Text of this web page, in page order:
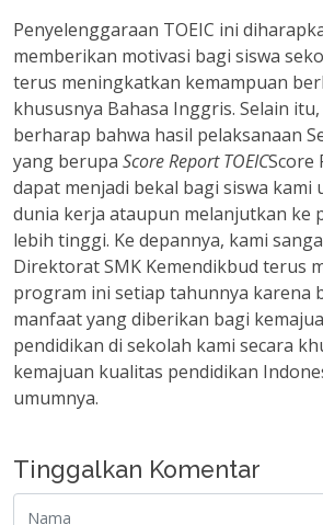
Penyelenggaraan TOEIC ini
memberikan motivasi bagi siswa
terus meningkatkan kemampuan
khususnya Bahasa Inggris. Selain
berharap bahwa hasil pelaksanaan
yang berupa Score Report TOEICScore
dapat menjadi bekal bagi siswa kami
dunia kerja ataupun melanjutkan ke
lebih tinggi. Ke depannya, kami
Direktorat SMK Kemendikbud terus
program ini setiap tahunnya karena
manfaat yang diberikan bagi
pendidikan di sekolah kami secara
kemajuan kualitas pendidikan
umumnya.
Tinggalkan Komentar